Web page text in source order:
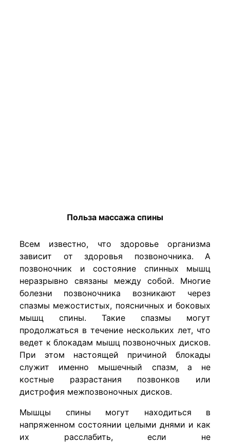
Польза массажа спины
Всем известно, что здоровье организма
зависит от здоровья позвоночника. А
позвоночник и состояние спинных мышц
неразрывно связаны между собой. Многие
болезни позвоночника возникают через
спазмы межостистых, поясничных и боковых
мышц спины. Такие спазмы могут
продолжаться в течение нескольких лет, что
ведет к блокадам мышц позвоночных дисков.
При этом настоящей причиной блокады
служит именно мышечный спазм, а не
костные разрастания позвонков или
дистрофия межпозвоночных дисков.
Мышцы спины могут находиться в
напряженном состоянии целыми днями и как
их расслабить, если не